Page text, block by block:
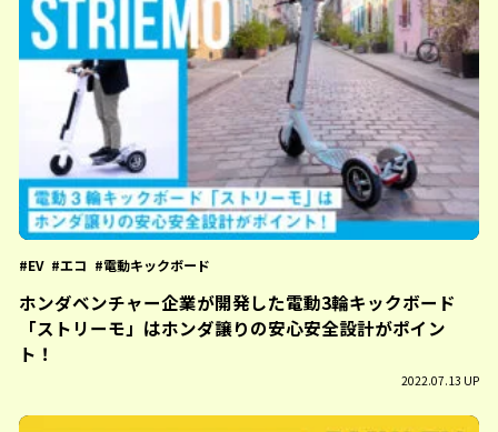
EV エコ 電動キックボード
ホンダベンチャー企業が開発した電動3輪キックボード
「ストリーモ」はホンダ譲りの安心安全設計がポイン
ト！
2022.07.13 UP